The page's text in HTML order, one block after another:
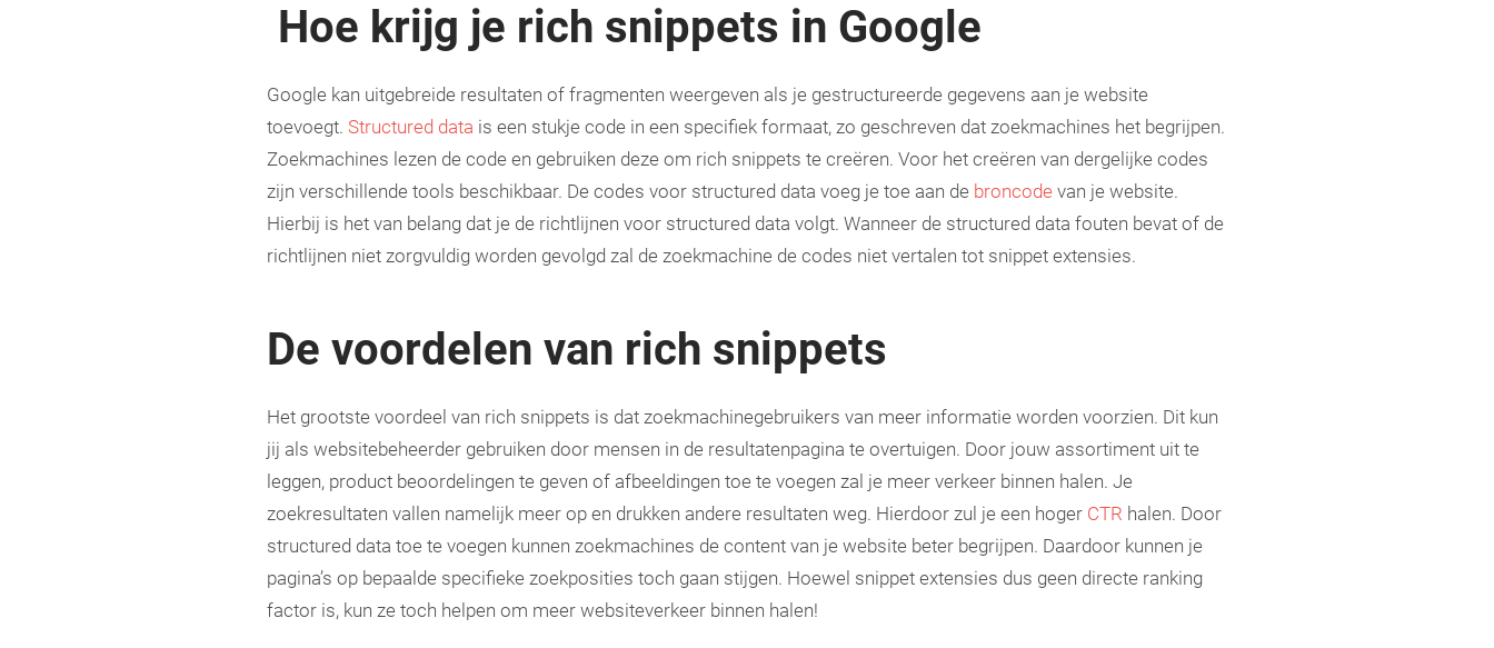
Hoe krijg je rich snippets in Google
Google kan uitgebreide resultaten of fragmenten weergeven als je gestructureerde gegevens aan je website
toevoegt. Structured data is een stukje code in een specifiek formaat, zo geschreven dat zoekmachines het begrijpen.
Zoekmachines lezen de code en gebruiken deze om rich snippets te creëren. Voor het creëren van dergelijke codes
zijn verschillende tools beschikbaar. De codes voor structured data voeg je toe aan de broncode van je website.
Hierbij is het van belang dat je de richtlijnen voor structured data volgt. Wanneer de structured data fouten bevat of de
richtlijnen niet zorgvuldig worden gevolgd zal de zoekmachine de codes niet vertalen tot snippet extensies.
De voordelen van rich snippets
Het grootste voordeel van rich snippets is dat zoekmachinegebruikers van meer informatie worden voorzien. Dit kun
jij als websitebeheerder gebruiken door mensen in de resultatenpagina te overtuigen. Door jouw assortiment uit te
leggen, product beoordelingen te geven of afbeeldingen toe te voegen zal je meer verkeer binnen halen. Je
zoekresultaten vallen namelijk meer op en drukken andere resultaten weg. Hierdoor zul je een hoger CTR halen. Door
structured data toe te voegen kunnen zoekmachines de content van je website beter begrijpen. Daardoor kunnen je
pagina’s op bepaalde specifieke zoekposities toch gaan stijgen. Hoewel snippet extensies dus geen directe ranking
factor is, kun ze toch helpen om meer websiteverkeer binnen halen!